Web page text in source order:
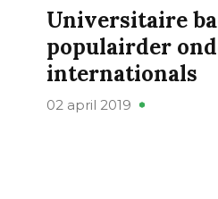
Universitaire
populairder
internationals
02 april 2019